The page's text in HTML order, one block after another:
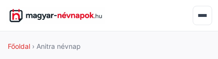
Főoldal › Anitra névnap